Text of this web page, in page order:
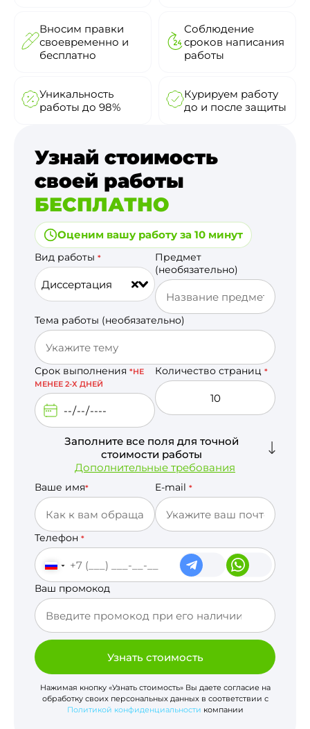
Вносим правки
своевременно и
бесплатно
Соблюдение
сроков написания
работы
Уникальность
работы до 98%
Курируем работу
до и после защиты
Узнай стоимость
своей работы
БЕСПЛАТНО
Оценим вашу работу за 10 минут
Вид работы *
Диссертация
Предмет
(необязательно)
Тема работы (необязательно)
Срок выполнения *НЕ
МЕНЕЕ 2-Х ДНЕЙ
Количество страниц *
Заполните все поля для точной
стоимости работы
Дополнительные требования
Ваше имя* E-mail *
Телефон *
Ваш промокод
Узнать стоимость
Нажимая кнопку «Узнать стоимость» Вы даете согласие на
обработку своих персональных данных в соответствии с
Политикой конфиденциальности компании